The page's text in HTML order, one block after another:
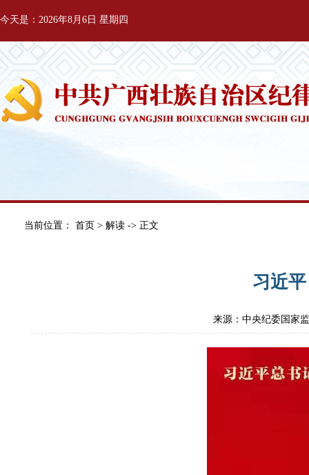
今天是：2026年8月6日 星期四
当前位置： 首页 > 解读 -> 正文
习近
来源：中央纪委国家